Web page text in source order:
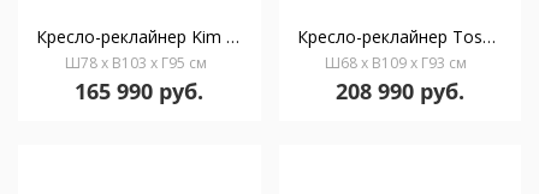
Кресло-реклайнер Kim с ручным управлением поворотная база
Ш78 x В103 x Г95 см
165 990 руб.
Кресло-реклайнер Toscana DONATELLO
Ш68 x В109 x Г93 см
208 990 руб.